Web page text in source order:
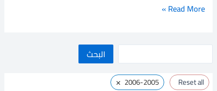
ل
البحث
Reset all
2006-2005
×
Read More »